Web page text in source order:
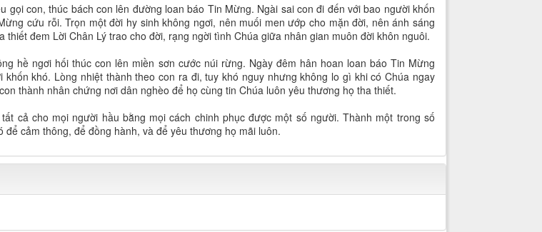
gọi con, thúc bách con lên đường loan báo Tin Mừng. Ngài sai con đi đến với bao người khốn
cứu rỗi. Trọn một đời hy sinh không ngơi, nên muối men ướp cho mặn đời, nên ánh sáng
thiết đem Lời Chân Lý trao cho đời, rạng ngời tình Chúa giữa nhân gian muôn đời khôn nguôi.
hề ngơi hối thúc con lên miền sơn cước núi rừng. Ngày đêm hân hoan loan báo Tin Mừng
khó. Lòng nhiệt thành theo con ra đi, tuy khó nguy nhưng không lo gì khi có Chúa ngay
thành nhân chứng nơi dân nghèo để họ cùng tin Chúa luôn yêu thương họ tha thiết.
cả cho mọi người hầu bằng mọi cách chinh phục được một số người. Thành một trong số
để cảm thông, để đồng hành, và để yêu thương họ mãi luôn.